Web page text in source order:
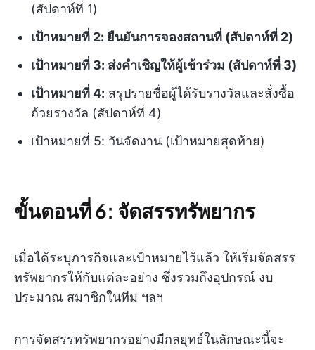
(สัปดาห์ที่ 1)
เป้าหมายที่ 2: ยืนยันการจองสถานที่ (สัปดาห์ที่ 2)
เป้าหมายที่ 3: ส่งคำเชิญให้ผู้เข้าร่วม (สัปดาห์ที่ 3)
เป้าหมายที่ 4: สรุปรายชื่อผู้ได้รับรางวัลและสั่งซื้อ
ถ้วยรางวัล (สัปดาห์ที่ 4)
เป้าหมายที่ 5: วันจัดงาน (เป้าหมายสุดท้าย)
ขั้นตอนที่ 6: จัดสรรทรัพยากร
เมื่อได้ระบุภารกิจและเป้าหมายไว้แล้ว ให้เริ่มจัดสรร
ทรัพยากรให้กับแต่ละอย่าง ซึ่งรวมถึงอุปกรณ์ งบ
ประมาณ สมาชิกในทีม ฯลฯ
การจัดสรรทรัพยากรอย่างมีกลยุทธ์ในลักษณะนี้จะ